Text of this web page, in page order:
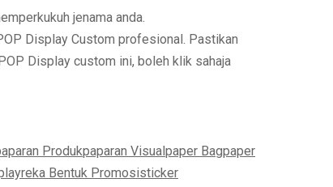
jenama anda.
Display Custom profesional. Pastikan
Display custom ini, boleh klik sahaja
Produkpaparan Visualpaper Bagpaper
reka Bentuk Promosisticker